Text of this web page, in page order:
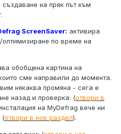
създаване на пряк път към
ScreenSaver: активира
оптимизиране по време на
обобщена картина на
сме направили до момента.
някаква промяна - сега е
назад и проверка: (отвори в
на MyDefrag вече ни
(отвори в нов раздел).